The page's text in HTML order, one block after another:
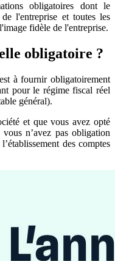
obligatoires dont le
l'entreprise et toutes les
fidèle de l'entreprise.
obligatoire ?
à fournir obligatoirement
pour le régime fiscal réel
général).
et que vous avez opté
n’avez pas obligation
des comptes